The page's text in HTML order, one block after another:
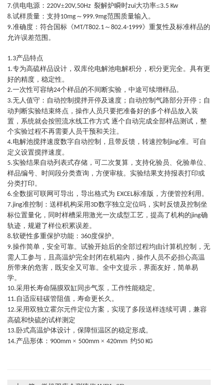
7.供电电源： 220V±20V,50Hz 裂解炉瞬时zui大功率≤3.5 Kw
8.试样质量：支持10mg ～ 999.9mg范围质量输入。
9.准确度：符合国标《MT/T802.1 ～ 802.4-1999》重复性及标准样品的
允许误差范围。
1.3产品特点
1.专为高硫样品设计，双库伦电解池电解积分，积分更完全。具有更
好的精度，稳定性。
2.一次性可容纳24个样品的不间断实验，中途可续增样品。
3.无人值守：自动控制搅拌开停及速度；自动控制气路部分开停；自
动判断实验结束终点，操作人员只要把准备好的多个样品放入装
置，系统就会按照流水线工作方式 逐个自动完成全部样品测试，整
个实验过程不再需要人员干预和关注。
4.电解池搅拌速度数字自动控制，且带反馈，转速控制 jing准。可自
定义设置搅拌速度。
5.实验结果自动列表式存储，可二次复算，支持化验员、化验单位、
样品编号、时间段分类查询，方便审核。实验结果支持报表打印或
分类打印。
6.全数据可联网可导出，导出格式为 EXCEL标准版，方便管控利用。
7.jing准控制：送样机构采用 3D数字独立定位吗，实时反馈及控制坐
标位置量化，同时样槽采用激光一次成型工艺，提高了机构的jing确
轨迹，规避了样位积累误差。
8.软硬性多重保护功能： 360度保护。
9.操作简单，安全可靠。试验开始后的全部过程均由计算机控制，无
需人工参与，且高温炉完全封闭在机箱内，操作人员不必担心高温
所带来的危害，既安全又可靠。全中文提示，界面友好，简单易
学。
10.采用长寿命隔膜双缸同步气泵，工作性能稳定。
11. 自适应硅碳管阻值，寿命更长久。
12.采用双独立霍尔元件定位方案，实现了多段送样连续可调，兼容
高硫和快硫的试样测定
13. 卧式高温炉体设计，保障恒温区的稳定形成。
14.产品形体： 900mm × 500mm × 420mm 约50 KG